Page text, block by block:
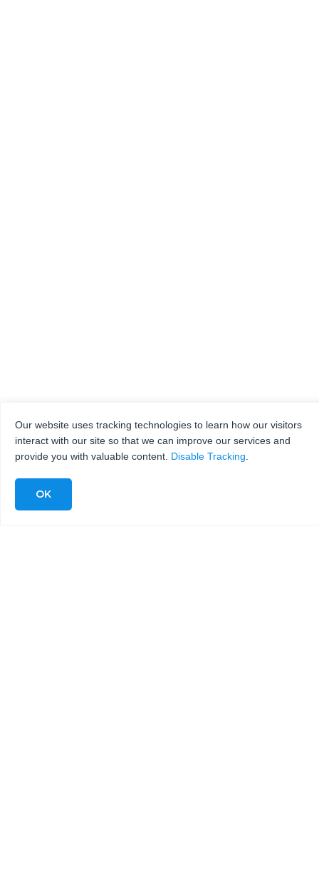
Our website uses tracking technologies to learn how our visitors
interact with our site so that we can improve our services and
provide you with valuable content. Disable Tracking